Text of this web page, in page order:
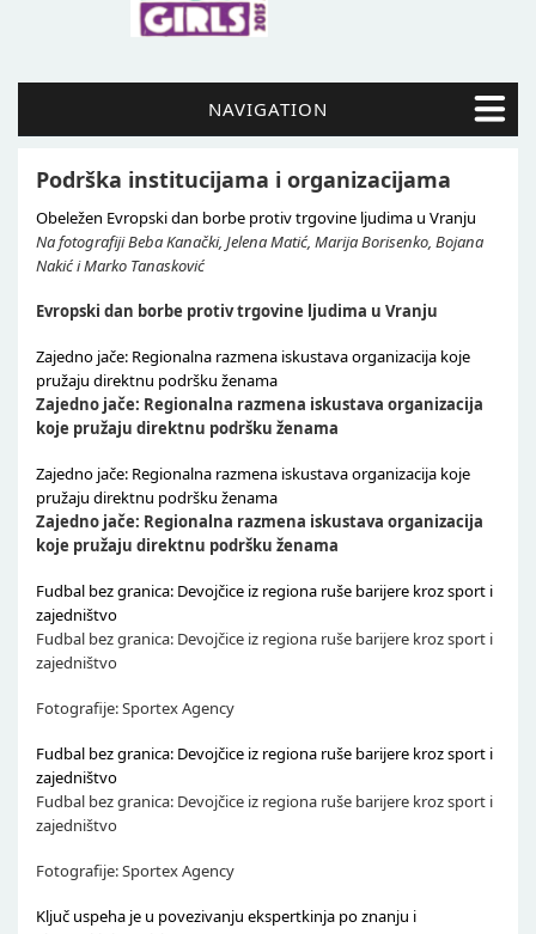
NAVIGATION
Podrška institucijama i organizacijama
Obeležen Evropski dan borbe protiv trgovine ljudima u Vranju
Na fotografiji Beba Kanački, Jelena Matić, Marija Borisenko, Bojana
Nakić i Marko Tanasković
Evropski dan borbe protiv trgovine ljudima u Vranju
Zajedno jače: Regionalna razmena iskustava organizacija koje
pružaju direktnu podršku ženama
Zajedno jače: Regionalna razmena iskustava organizacija
koje pružaju direktnu podršku ženama
Zajedno jače: Regionalna razmena iskustava organizacija koje
pružaju direktnu podršku ženama
Zajedno jače: Regionalna razmena iskustava organizacija
koje pružaju direktnu podršku ženama
Fudbal bez granica: Devojčice iz regiona ruše barijere kroz sport i
zajedništvo
Fudbal bez granica: Devojčice iz regiona ruše barijere kroz sport i
zajedništvo
Fotografije: Sportex Agency
Fudbal bez granica: Devojčice iz regiona ruše barijere kroz sport i
zajedništvo
Fudbal bez granica: Devojčice iz regiona ruše barijere kroz sport i
zajedništvo
Fotografije: Sportex Agency
Ključ uspeha je u povezivanju ekspertkinja po znanju i